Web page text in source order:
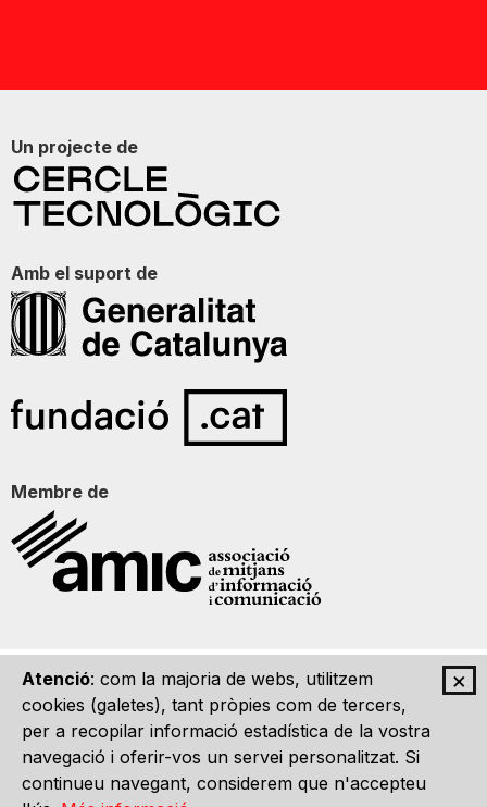
×
Atenció: com la majoria de webs, utilitzem
cookies (galetes), tant pròpies com de tercers,
per a recopilar informació estadística de la vostra
navegació i oferir-vos un servei personalitzat. Si
continueu navegant, considerem que n'accepteu
Un projecte de
Amb el suport de
Membre de
Qui som Contacte Imatge Gràfica Avís legal